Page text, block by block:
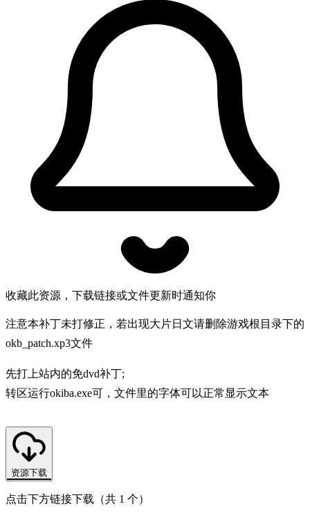
收藏此资源，下载链接或文件更新时通知你
注意本补丁未打修正，若出现大片日文请删除游戏根目录下的
okb_patch.xp3文件
先打上站内的免dvd补丁;
转区运行okiba.exe可，文件里的字体可以正常显示文本
资源下载
点击下方链接下载（共 1 个）